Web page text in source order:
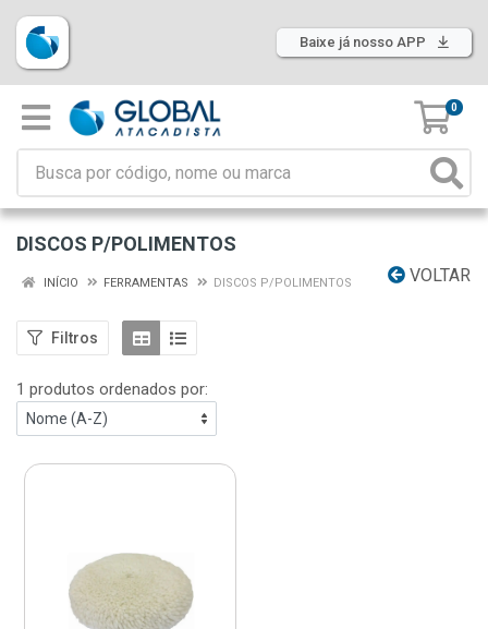
Baixe já nosso APP
0
DISCOS P/POLIMENTOS
VOLTAR
INÍCIO FERRAMENTAS DISCOS P/POLIMENTOS
Filtros
1 produtos ordenados por: